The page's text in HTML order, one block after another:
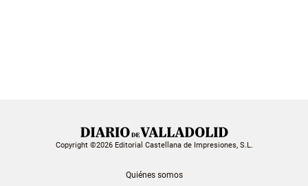
Copyright ©2026 Editorial Castellana de Impresiones, S.L.
Quiénes somos